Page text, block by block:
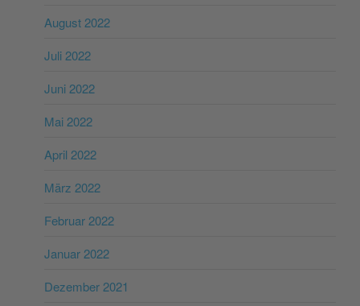
August 2022
Juli 2022
Juni 2022
Mai 2022
April 2022
März 2022
Februar 2022
Januar 2022
Dezember 2021